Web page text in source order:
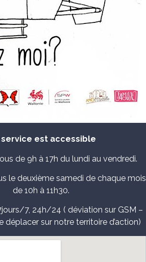
service est accessible
de 9h à 17h du lundi au vendredi.
le deuxième samedi de chaque mois
de 10h à 11h30.
7, 24h/24 ( déviation sur GSM –
déplacer sur notre territoire d’action)